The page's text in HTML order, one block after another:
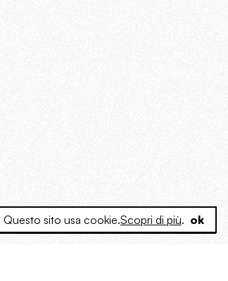
Questo sito usa cookie.Scopri di più. ok